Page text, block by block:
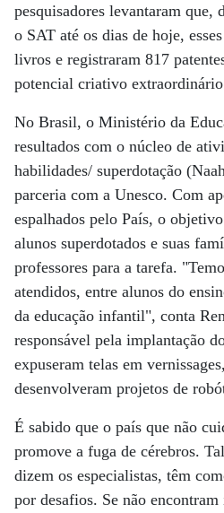
pesquisadores levantaram que,
o SAT até os dias de hoje,
livros e registraram 817
potencial criativo
No Brasil, o Ministério da
resultados com o núcleo de
habilidades/ superdotação
parceria com a Unesco. Com
espalhados pelo País, o
alunos superdotados e suas
professores para a tarefa.
atendidos, entre alunos do
da educação infantil", conta
responsável pela implantação
expuseram telas em
desenvolveram projetos de
É sabido que o país que não
promove a fuga de cérebros.
dizem os especialistas, têm
por desafios. Se não